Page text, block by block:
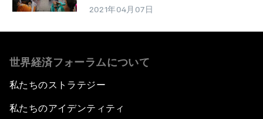
2021年04月07日
世界経済フォーラムについて
私たちのストラテジー
私たちのアイデンティティ